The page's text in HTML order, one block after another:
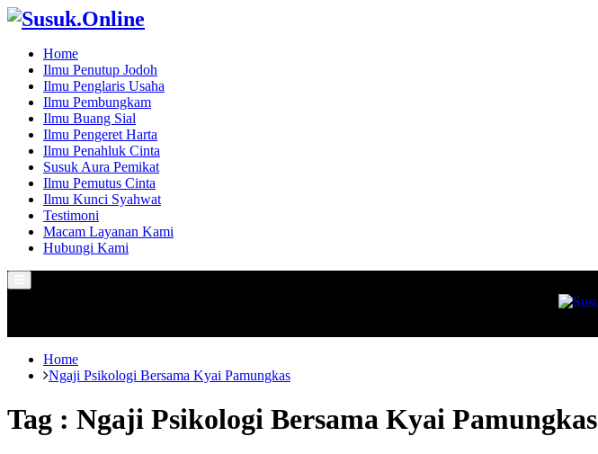
Home
Ilmu Penutup Jodoh
Ilmu Penglaris Usaha
Ilmu Pembungkam
Ilmu Buang Sial
Ilmu Pengeret Harta
Ilmu Penahluk Cinta
Susuk Aura Pemikat
Ilmu Pemutus Cinta
Ilmu Kunci Syahwat
Testimoni
Macam Layanan Kami
Hubungi Kami
Menu
Home
Ngaji Psikologi Bersama Kyai Pamungkas
Tag : Ngaji Psikologi Bersama Kyai Pamungkas